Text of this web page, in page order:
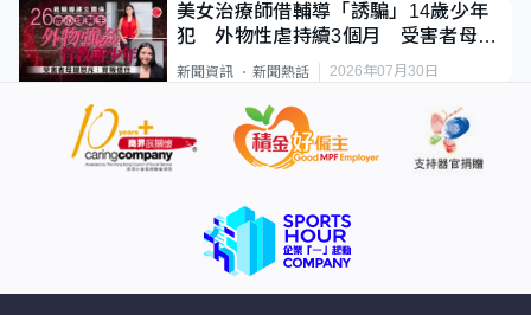
美女治療師借輔導「誘騙」14歲少年
犯 外物性虐持續3個月 受害者母：
要保護其他人
新聞資訊 新聞熱話 2026年07月30日